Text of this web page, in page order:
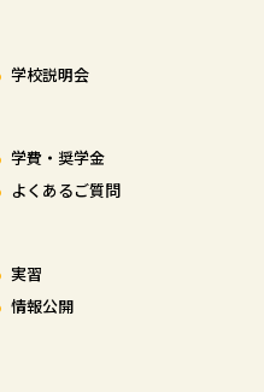
学校説明会
学費・奨学金
よくあるご質問
実習
情報公開